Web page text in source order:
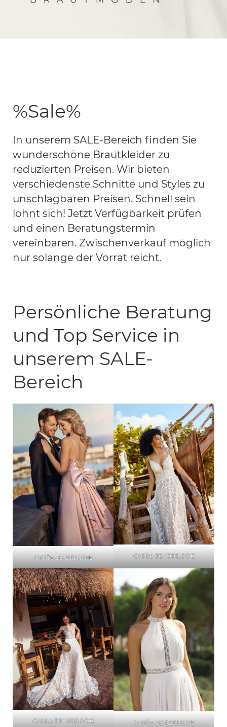
%Sale%
In unserem SALE-Bereich finden Sie
wunderschöne Brautkleider zu
reduzierten Preisen. Wir bieten
verschiedenste Schnitte und Styles zu
unschlagbaren Preisen. Schnell sein
lohnt sich! Jetzt Verfügbarkeit prüfen
und einen Beratungstermin
vereinbaren. Zwischenverkauf möglich
nur solange der Vorrat reicht.
Persönliche Beratung
und Top Service in
unserem SALE-
Bereich
Größe 38 699,00€ Größe 36 1099,00€
Größe 38 1499,00€ Größe 38 1299,00€